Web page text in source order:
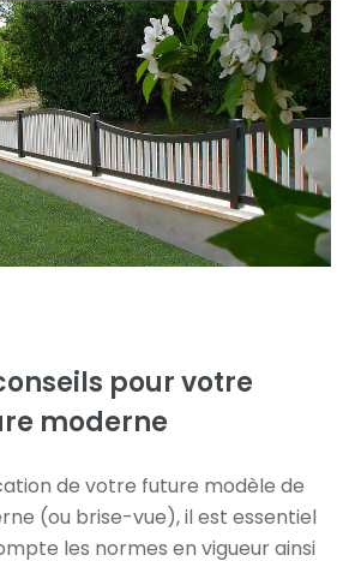
pour votre
moderne
de votre future modèle de
(ou brise-vue), il est essentiel
les normes en vigueur ainsi